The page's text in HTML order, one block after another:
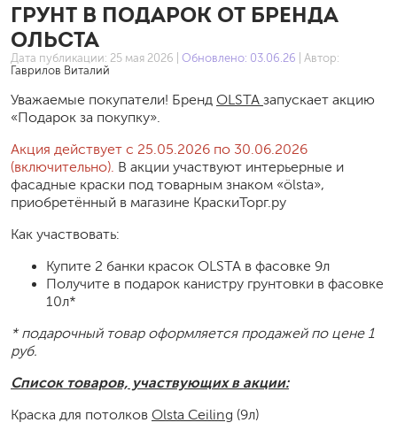
ГРУНТ В ПОДАРОК ОТ БРЕНДА
ОЛЬСТА
Дата публикации: 25 мая 2026 Обновлено: 03.06.26 | Автор:
Гаврилов Виталий
Уважаемые покупатели! Бренд OLSTA запускает акцию
«Подарок за покупку».
Акция действует с 25.05.2026 по 30.06.2026
(включительно). В акции участвуют интерьерные и
фасадные краски под товарным знаком «ölsta»,
приобретённый в магазине КраскиТорг.ру
Как участвовать:
Купите 2 банки красок OLSTA в фасовке 9л
Получите в подарок канистру грунтовки в фасовке
10л*
* подарочный товар оформляется продажей по цене 1
руб.
Список товаров, участвующих в акции:
Краска для потолков Olsta Ceiling (9л)